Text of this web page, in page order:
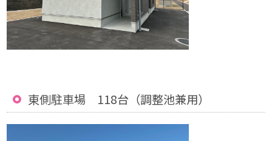
東側駐車場 118台（調整池兼用）